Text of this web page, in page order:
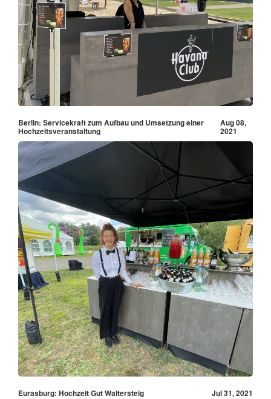
Berlin: Servicekraft zum Aufbau und Umsetzung einer
Hochzeitsveranstaltung
Aug 08,
2021
Eurasburg: Hochzeit Gut Waltersteig Jul 31, 2021